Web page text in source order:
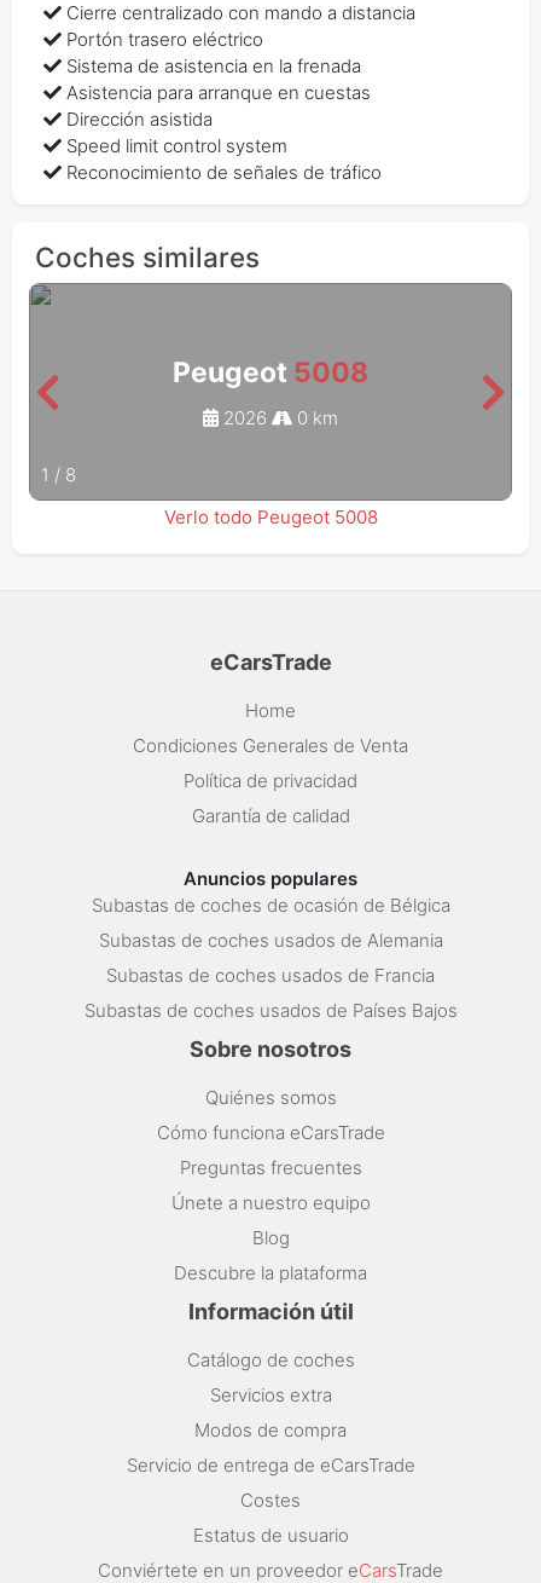
Cierre centralizado con mando a distancia
Portón trasero eléctrico
Sistema de asistencia en la frenada
Asistencia para arranque en cuestas
Dirección asistida
Speed limit control system
Reconocimiento de señales de tráfico
Coches similares
Peugeot 5008
2026 0 km
1 / 8
Verlo todo Peugeot 5008
eCarsTrade
Home
Condiciones Generales de Venta
Política de privacidad
Garantía de calidad
Anuncios populares
Subastas de coches de ocasión de Bélgica
Subastas de coches usados de Alemania
Subastas de coches usados de Francia
Subastas de coches usados de Países Bajos
Sobre nosotros
Quiénes somos
Cómo funciona eCarsTrade
Preguntas frecuentes
Únete a nuestro equipo
Blog
Descubre la plataforma
Información útil
Catálogo de coches
Servicios extra
Modos de compra
Servicio de entrega de eCarsTrade
Costes
Estatus de usuario
Conviértete en un proveedor eCarsTrade